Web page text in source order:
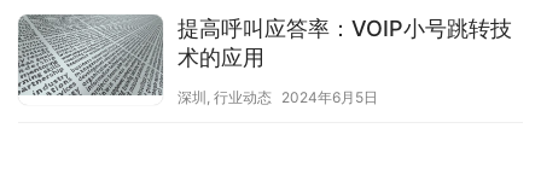
提高呼叫应答率：VOIP小号跳转技
术的应用
深圳 , 行业动态 2024年6月5日